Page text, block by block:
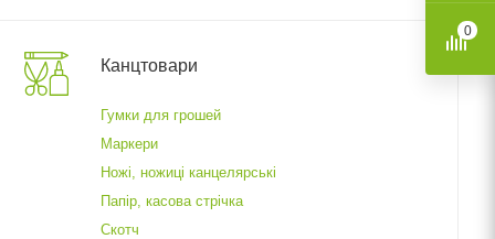
Канцтовари
Гумки для грошей
Маркери
Ножі, ножиці канцелярські
Папір, касова стрічка
Скотч
0